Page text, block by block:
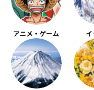
アニメ・ゲーム